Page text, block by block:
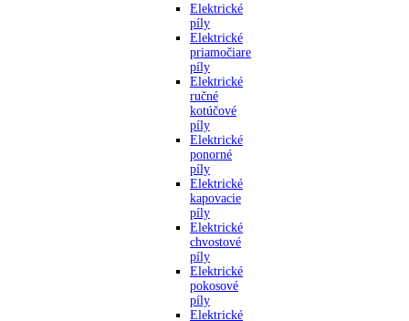
Elektrické
píly
Elektrické
priamočiare
píly
Elektrické
ručné
kotúčové
píly
Elektrické
ponorné
píly
Elektrické
kapovacie
píly
Elektrické
chvostové
píly
Elektrické
pokosové
píly
Elektrické